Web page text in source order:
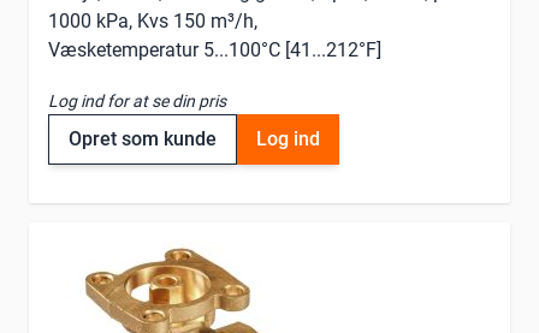
1000 kPa, Kvs 150 m³/h,
Væsketemperatur 5...100°C [41...212°F]
Log ind for at se din pris
Opret som kunde Log ind